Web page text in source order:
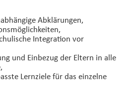
Abklärungen,
Integration vor
und Einbezug der Eltern in alle
Lernziele für das einzelne